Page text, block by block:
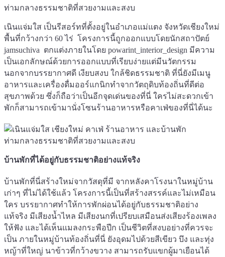
เนินแจ่มใส เป็นรีสอร์ทที่ตั้งอยู่ในอำเภอแม่แตง จังหวัดเชียงใหม่
พื้นที่กว้างกว่า 60 ไร่ โครงการนี้ถูกออกแบบโดยนักสถาปัตย์
jamsuchiva ตกแต่งภายในโดย powarint_interior_design มีความ
เป็นเอกลักษณ์ด้วยการออกแบบที่เรียบง่ายแต่มีนวัตกรรม
นอกจากบรรยากาศดี เงียบสงบ ใกล้ชิดธรรมชาติ ที่นี่ยังมีเมนู
อาหารและเครื่องดื่มออร์แกนิกทำจากวัตถุดิบท้องถิ่นที่ดีต่อ
สุขภาพด้วย ซึ่งก็ถือว่าเป็นอีกจุดเด่นของที่นี่ ใครไม่สะดวกเข้า
พักก็สามารถเข้ามานั่งโซนร้านอาหารหรือคาเฟ่ของที่นี่ได้นะ
บ้านพักที่ได้อยู่กับธรรมชาติอย่างแท้จริง
บ้านพักที่นี่สร้างใหม่จากวัสดุที่มี จากหลังคาโรงนาในหมู่บ้าน
เก่าๆ ที่ไม่ได้ใช้แล้ว โครงการนี้เป็นที่สร้างสรรค์และไม่เหมือน
ใคร บรรยากาศทำให้การพักผ่อนได้อยู่กับธรรมชาติอย่าง
แท้จริง มีเสียงน้ำไหล มีเสียงนกที่เปรียบเสมือนส่งเสียงร้องเพลง
ให้ฟัง และได้เห็นแมลงกระพือปีก เป็นชีวิตที่สงบอย่างที่ควรจะ
เป็น ภายในหมู่บ้านท้องถิ่นที่นี่ ยังอุดมไปด้วยสีเขียว บึง และทุ่ง
หญ้าที่ใหญ่ นาข้าวที่กว้างขวาง สามารถรับแขกผู้มาเยือนได้